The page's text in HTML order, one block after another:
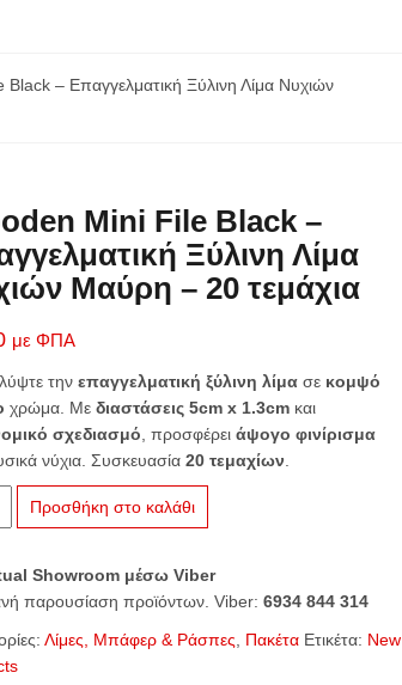
– Επαγγελματική Ξύλινη Λίμα Νυχιών
Mini File Black –
Ξύλινη Λίμα
Μαύρη – 20 τεμάχια
με ΦΠΑ
την επαγγελματική ξύλινη λίμασε κομψό
χρώμα. Με διαστάσεις 5cm x 1.3cmκαι
σχεδιασμό , προσφέρει άψογο φινίρισμα
νύχια. Συσκευασία 20 τεμαχίων
Προσθήκη στο καλάθι
Showroom μέσω Viber
παρουσίαση προϊόντων. Viber: 6934 844 314
Λίμες, Μπάφερ & Ράσπες Πακέτα Ετικέτα: New